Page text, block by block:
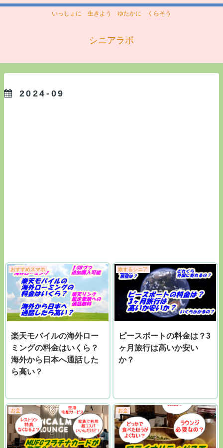
いっしょに 生きよう ゆたかに くらそう
シニアラボ
2024-09
おすすめスマホ
楽天モバイルの海外ロー
ミングの料金はいくら？
海外から日本へ通話した
ら高い？
旅するシニア
ピースボートの料金は？3
ヶ月旅行は高いか安い
か？
お金 お金